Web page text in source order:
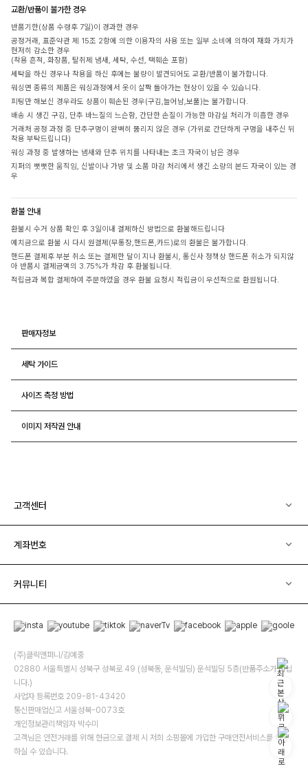
교환/반품이 불가한 경우
반품기한(상품 수령후 7일)이 경과한 경우
공정거래, 표준약관 제 15조 2항에 의한 이용자의 사용 또는 일부 소비에 의하여 재화 가치가
현저히 감소한 경우
(착용 흔적, 화장품, 탈취제 냄새, 세탁, 수선, 택훼손 포함)
세탁을 하신 경우나 착용을 하신 후에는 불량이 발견되어도 교환/반품이 불가합니다.
워싱면 종류의 제품은 워싱과정에서 옷이 살짝 돌아가는 현상이 있을 수 있습니다.
피팅만 해보신 경우라도 상품이 훼손된 경우(구김,늘어남,보풀)는 불가합니다.
배송 시 생긴 구김, 단추 바느질의 느슨함, 간단한 손질이 가능한 마감실 처리가 미흡한 경우
거래처 공정 과정 중 단추구멍이 완벽히 뚫리지 않은 경우 (가위로 간단하게 구멍을 내주신 뒤
착용 부탁드립니다)
워싱 과정 중 발생하는 냄새와 단추 위치를 나타내는 초크 자국이 남은 경우
지퍼의 뻣뻣한 움직임, 신발이나 가방 및 소품 마감 처리에서 생긴 소량의 본드 자국이 있는 경
우
환불 안내
환불시 수거 상품 확인 후 3일이내 결제하신 방법으로 환불해드립니다
예치금으로 환불 시 다시 원결제(무통장,핸드폰,카드)로의 환불은 불가합니다.
핸드폰 결제후 부분 취소 또는 결제한 달이 지나 환불시, 통신사 정책상 핸드폰 취소가 되지않
아 반품시 결제금액의 3.75%가 차감 후 환불됩니다.
적립금과 복합 결제하여 주문하였을 경우 환불 요청시 적립금이 우선적으로 환원됩니다.
판매자정보
세탁 가이드
사이즈 측정 방법
이미지 저작권 안내
고객센터
계좌번호
커뮤니티
(주)클릭앤퍼니/김예중
02880 서울특별시 성북구 성북로 49 (성북동, 운석빌딩) 운석빌딩 5층(반품주소가 아닙
니다.)
사업자 등록번호 209-81-43420
통신판매업신고 서울성북-0073호
개인정보관리책임자 박수미
고객님은 안전거래를 위해 현금으로 결제 시 저희 소핑몰에 가입한 구매안전서비스를 이용
하실 수 있습니다.